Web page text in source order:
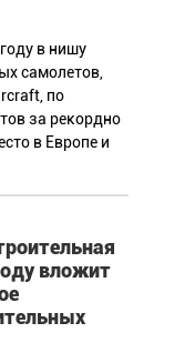
в нишу
самолетов,
по
за рекордно
в Европе и
вложит